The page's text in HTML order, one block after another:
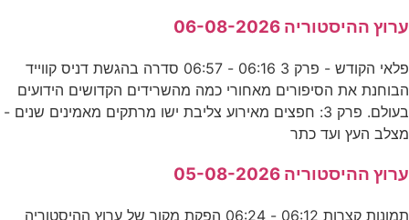
ערוץ ההיסטוריה 06-08-2026
פלאי הקודש - פרק 3 06:16 - 06:57 סדרה בהגשת דניס קווייד
הבוחנת את הסיפורים מאחורי כמה מהשרידים הקדושים הידועים
בעולם. פרק 3: חפצים מאירוע צליבת ישו מרתקים מאמינים שנים -
מצלב העץ ועד כתר
ערוץ ההיסטוריה 05-08-2026
תמונות קצרות 06:12 - 06:24 הפקת מקור של ערוץ ההיסטוריה